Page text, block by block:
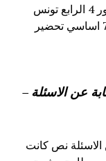
شرح قصيدة تونس الجميلة 7 اساسي المحور 4 الرابع تونس
الجميلة شرح نصوص محور تونس الجميلة 7 اساسي تحضير
عن الاسئلة –
نص كانت